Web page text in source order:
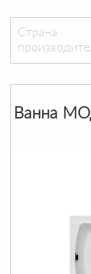
Страна
Ванна